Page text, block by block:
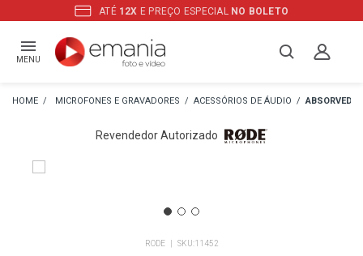
ATÉ 12X E PREÇO ESPECIAL NO BOLETO
MENU
MICROFONES E GRAVADORES ACESSÓRIOS DE ÁUDIO
Revendedor Autorizado
RODE 11452